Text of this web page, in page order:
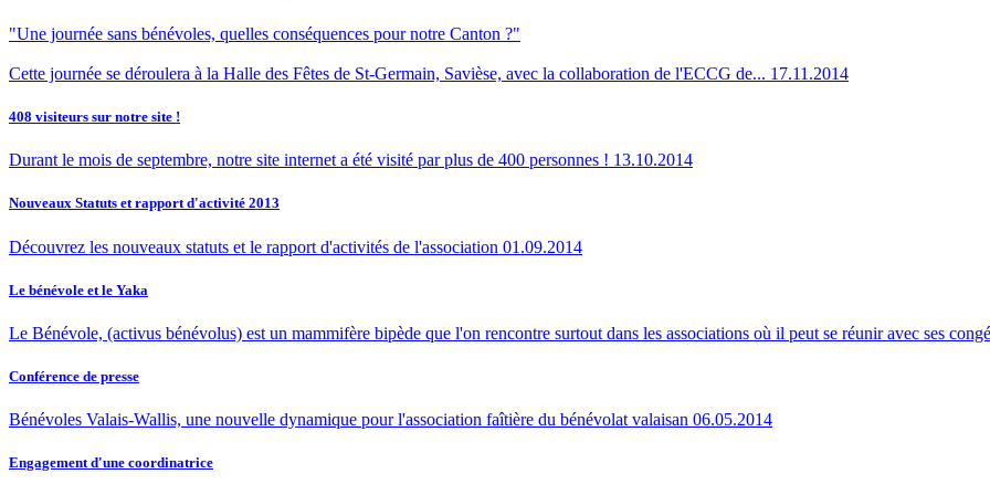
"Une journée sans bénévoles, quelles conséquences pour notre Canton ?"
Cette journée se déroulera à la Halle des Fêtes de St-Germain, Savièse, avec la collaboration de l'ECCG de... 17.11.2014
408 visiteurs sur notre site !
Durant le mois de septembre, notre site internet a été visité par plus de 400 personnes ! 13.10.2014
Nouveaux Statuts et rapport d'activité 2013
Découvrez les nouveaux statuts et le rapport d'activités de l'association 01.09.2014
Le bénévole et le Yaka
Le Bénévole, (activus bénévolus) est un mammifère bipède que l'on rencontre surtout dans les associations où il peut se réunir avec ses
Conférence de presse
Bénévoles Valais-Wallis, une nouvelle dynamique pour l'association faîtière du bénévolat valaisan 06.05.2014
Engagement d'une coordinatrice